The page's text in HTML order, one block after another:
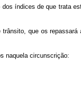
índices de que trata
que os repassará
naquela circunscrição: